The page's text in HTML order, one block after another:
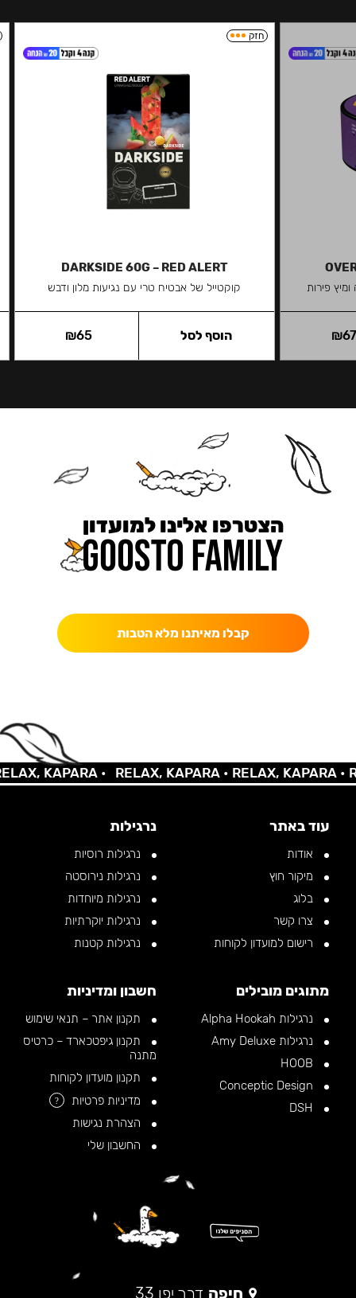
פירות
₪
חזק
DARKSIDE 60G – RED ALERT
קוקטייל של אבטיח טרי עם נגיעות מלון ודבש
₪65 הוסף לסל
הצטרפו אלינו למועדון
קבלו מאיתנו מלא הטבות
KAPARA • RELAX, KAPARA •RELAX, KAPARA •
עוד באתר
אודות
מיקור חוץ
בלוג
צרו קשר
רישום למועדון לקוחות
נרגילות
נרגילות רוסיות
נרגילות נירוסטה
נרגילות מיוחדות
נרגילות יוקרתיות
נרגילות קטנות
מתוגים מובילים
נרגילות Alpha Hookah
נרגילות Amy Deluxe
חשבון ומדיניות
תקנון אתר – תנאי שימוש
תקנון גיפטכארד – כרטיס
מתנה
תקנון מועדון לקוחות
מדיניות פרטיות
?
הצהרת נגישות
החשבון שלי
חיפה דרך יפו 33